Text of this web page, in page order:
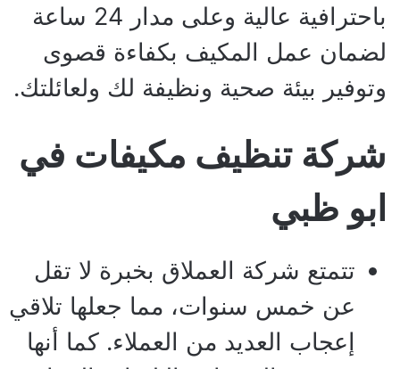
باحترافية عالية وعلى مدار 24 ساعة
لضمان عمل المكيف بكفاءة قصوى
وتوفير بيئة صحية ونظيفة لك ولعائلتك.
شركة تنظيف مكيفات في
ابو ظبي
تتمتع شركة العملاق بخبرة لا تقل
عن خمس سنوات، مما جعلها تلاقي
إعجاب العديد من العملاء. كما أنها